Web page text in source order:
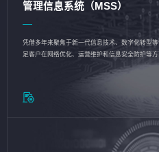
管理信息系统（MSS）
凭借多年来聚焦于新一代信息技术、数字化转型
足客户在网络优化、运营维护和信息安全防护等